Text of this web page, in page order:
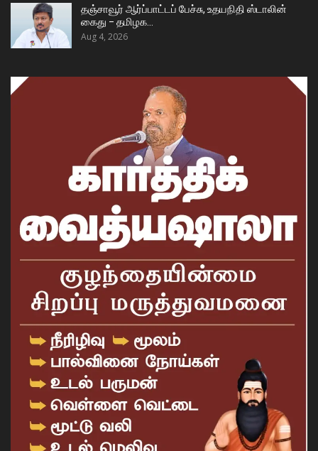
தஞ்சாவூர் ஆர்ப்பாட்டப் பேச்சு, உதயநிதி ஸ்டாலின்
கைது – தமிழக…
Aug 4, 2026